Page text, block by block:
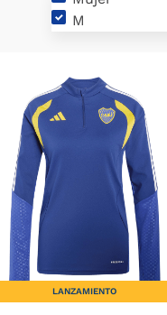
M
LANZAMIENTO
pantalon
niños
10. buzo